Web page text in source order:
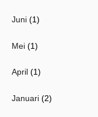
Juni (1)
Mei (1)
April (1)
Januari (2)